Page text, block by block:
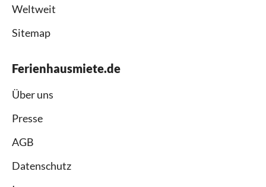
Weltweit
Sitemap
Ferienhausmiete.de
Über uns
Presse
AGB
Datenschutz